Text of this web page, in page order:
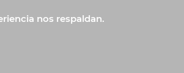
nos respaldan.